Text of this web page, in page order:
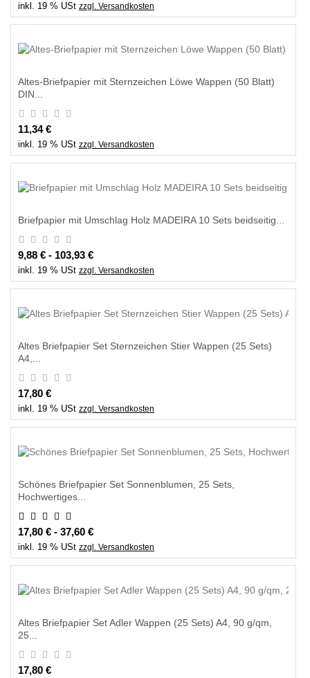
inkl. 19 % USt zzgl. Versandkosten
Altes-Briefpapier mit Sternzeichen Löwe Wappen (50 Blatt)
DIN...
11,34 €
inkl. 19 % USt zzgl. Versandkosten
Briefpapier mit Umschlag Holz MADEIRA 10 Sets beidseitig...
9,88 € - 103,93 €
inkl. 19 % USt zzgl. Versandkosten
Altes Briefpapier Set Sternzeichen Stier Wappen (25 Sets)
A4,...
17,80 €
inkl. 19 % USt zzgl. Versandkosten
Schönes Briefpapier Set Sonnenblumen, 25 Sets,
Hochwertiges...
17,80 € - 37,60 €
inkl. 19 % USt zzgl. Versandkosten
Altes Briefpapier Set Adler Wappen (25 Sets) A4, 90 g/qm,
25...
17,80 €